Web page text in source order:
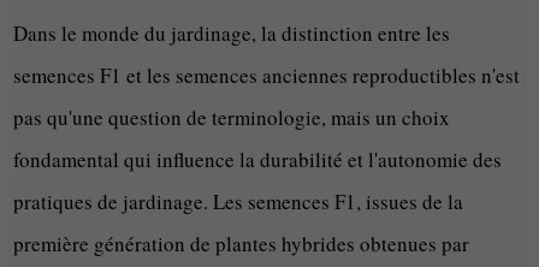
Dans le monde du jardinage, la distinction entre les
semences F1 et les semences anciennes reproductibles n'est
pas qu'une question de terminologie, mais un choix
fondamental qui influence la durabilité et l'autonomie des
pratiques de jardinage. Les semences F1, issues de la
première génération de plantes hybrides obtenues par